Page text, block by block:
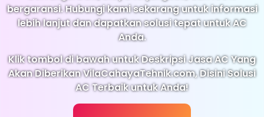
bergaransi. Hubungi kami sekarang untuk informasi
lebih lanjut dan dapatkan solusi tepat untuk AC
Anda.
Klik tombol di bawah untuk Deskripsi Jasa AC Yang
Akan Diberikan VilaCahayaTehnik.com, Disini Solusi
AC Terbaik untuk Anda!